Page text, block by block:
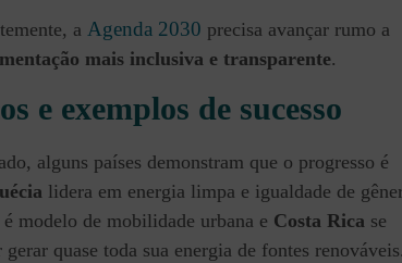
a Agenda 2030 precisa avançar rumo a
mais inclusiva e transparente.
e exemplos de sucesso
alguns países demonstram que o progresso é
lidera em energia limpa e igualdade de
é modelo de mobilidade urbana e Costa Rica se
gerar quase toda sua energia de fontes